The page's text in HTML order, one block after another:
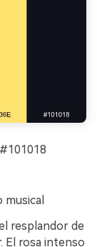
resplandor de
El rosa intenso